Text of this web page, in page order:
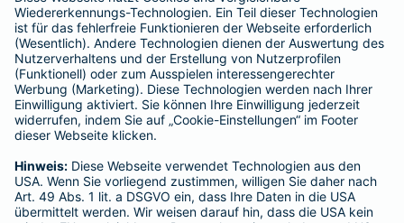
Barmenia Versicherung - Daniel Haberlach
Chemnitzer Str. 18
66955 Pirmasens
Tel. 01512 9029482
E-Mail daniel.haberlach@barmenia.de
Datenschutzhinweise für Social-Media-
Kanäle